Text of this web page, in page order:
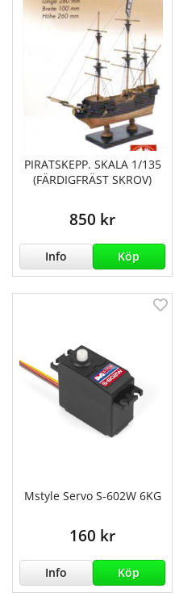
PIRATSKEPP. SKALA 1/135
(FÄRDIGFRÄST SKROV)
850 kr
Info Köp
Mstyle Servo S-602W 6KG
160 kr
Info Köp